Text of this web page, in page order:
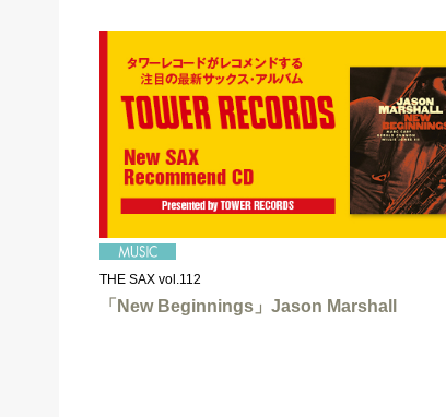
THE SAX vol.112
「New Beginnings」Jason Marshall